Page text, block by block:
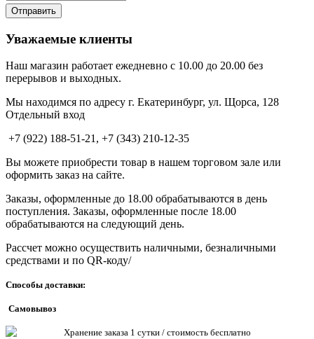
Уважаемые клиенты
Наш магазин работает ежедневно с 10.00 до 20.00 без
перерывов и выходных.
Мы находимся по адресу г. Екатеринбург, ул. Щорса, 128
Отдельный вход
+7 (922) 188-51-21, +7 (343) 210-12-35
Вы можете приобрести товар в нашем торговом зале или
оформить заказ на сайте.
Заказы, оформленные до 18.00 обрабатываются в день
поступления. Заказы, оформленные после 18.00
обрабатываются на следующий день.
Рассчет можно осуществить наличными, безналичными
средствами и по QR-коду/
Способы доставки:
Самовывоз
Хранение заказа 1 сутки / стоимость бесплатно